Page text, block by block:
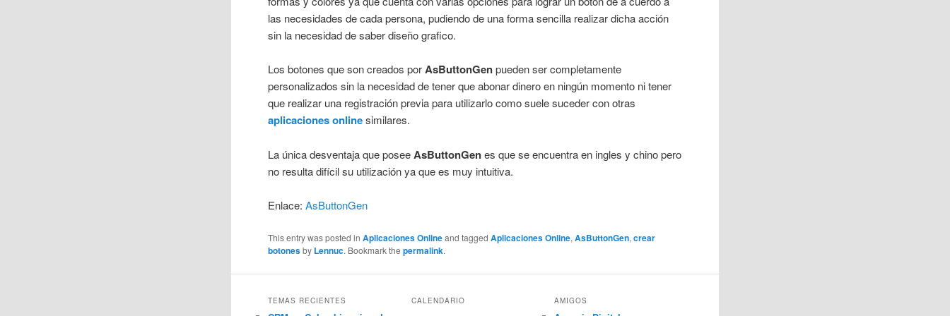
las necesidades de cada persona, pudiendo de una forma sencilla realizar dicha acción
sin la necesidad de saber diseño grafico.
Los botones que son creados porAsButtonGenpueden ser completamente
personalizados sin la necesidad de tener que abonar dinero en ningún momento ni tener
que realizar una registración previa para utilizarlo como suele suceder con otras
aplicaciones onlinesimilares.
La única desventaja que poseeAsButtonGenes que se encuentra en ingles y chino pero
no resulta difícil su utilización ya que es muy intuitiva.
Enlace:AsButtonGen
This entry was posted inAplicaciones Onlineand taggedAplicaciones Online,AsButtonGen,crear
botonesby Lennuc. Bookmark thepermalink.
TEMAS RECIENTES CALENDARIO AMIGOS